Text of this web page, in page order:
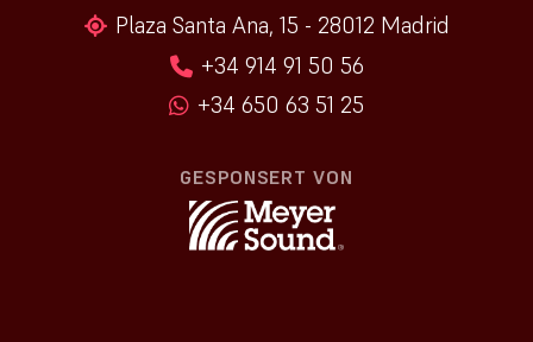
Plaza Santa Ana, 15 - 28012 Madrid
+34 914 91 50 56
+34 650 63 51 25
GESPONSERT VON